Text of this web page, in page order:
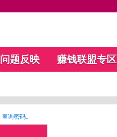
问题反映 赚钱联盟专区
查询密码。